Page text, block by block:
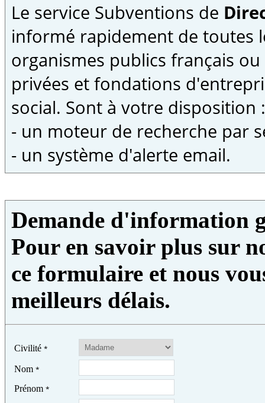
Le service Subventions de
informé rapidement de toutes
organismes publics français
privées et fondations
social. Sont à votre disposition :
- un moteur de recherche par
- un système d'alerte email.
Demande d'information
Pour en savoir plus sur
ce formulaire et nous
meilleurs délais.
Civilité *
Nom *
Prénom *